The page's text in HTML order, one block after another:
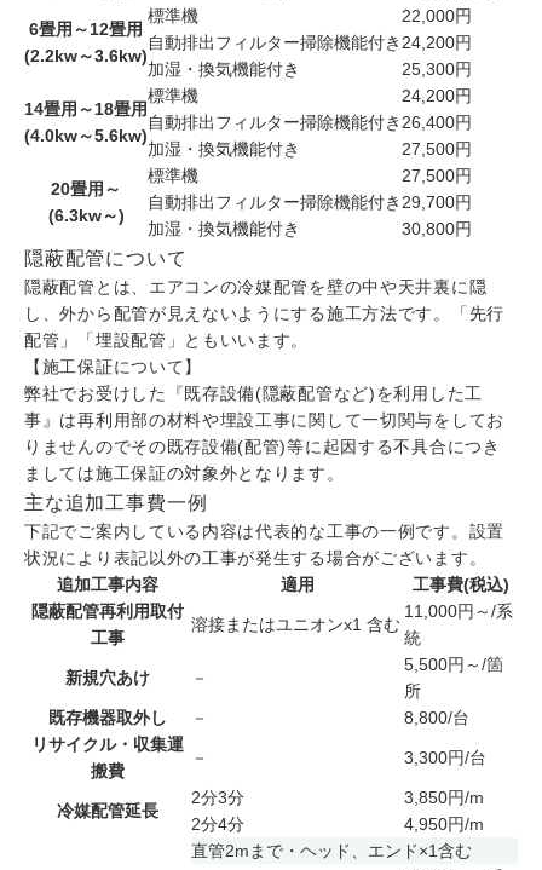
6畳用～12畳用
(2.2kw～3.6kw)
標準機
22,000円
自動排出フィルター掃除機能付き 24,200円
加湿・換気機能付き
25,300円
14畳用～18畳用
(4.0kw～5.6kw)
標準機
24,200円
自動排出フィルター掃除機能付き 26,400円
加湿・換気機能付き
27,500円
20畳用～
(6.3kw～)
標準機
27,500円
自動排出フィルター掃除機能付き 29,700円
加湿・換気機能付き
30,800円
隠蔽配管について
隠蔽配管とは、エアコンの冷媒配管を壁の中や天井裏に隠
し、外から配管が見えないようにする施工方法です。「先行
配管」「埋設配管」ともいいます。
【施工保証について】
弊社でお受けした『既存設備(隠蔽配管など)を利用した工
事』は再利用部の材料や埋設工事に関して一切関与をしてお
りませんのでその既存設備(配管)等に起因する不具合につき
ましては施工保証の対象外となります。
主な追加工事費一例
下記でご案内している内容は代表的な工事の一例です。設置
状況により表記以外の工事が発生する場合がございます。
追加工事内容
適用
工事費(税込)
隠蔽配管再利用取付
工事
溶接またはユニオンx1 含む
11,000円～/系
統
新規穴あけ －
5,500円～/箇
所
既存機器取外し
－
8,800/台
リサイクル・収集運
搬費
－ 3,300円/台
冷媒配管延長
2分3分
3,850円/m
2分4分
4,950円/m
直管2mまで・ヘッド、エンド×1含む